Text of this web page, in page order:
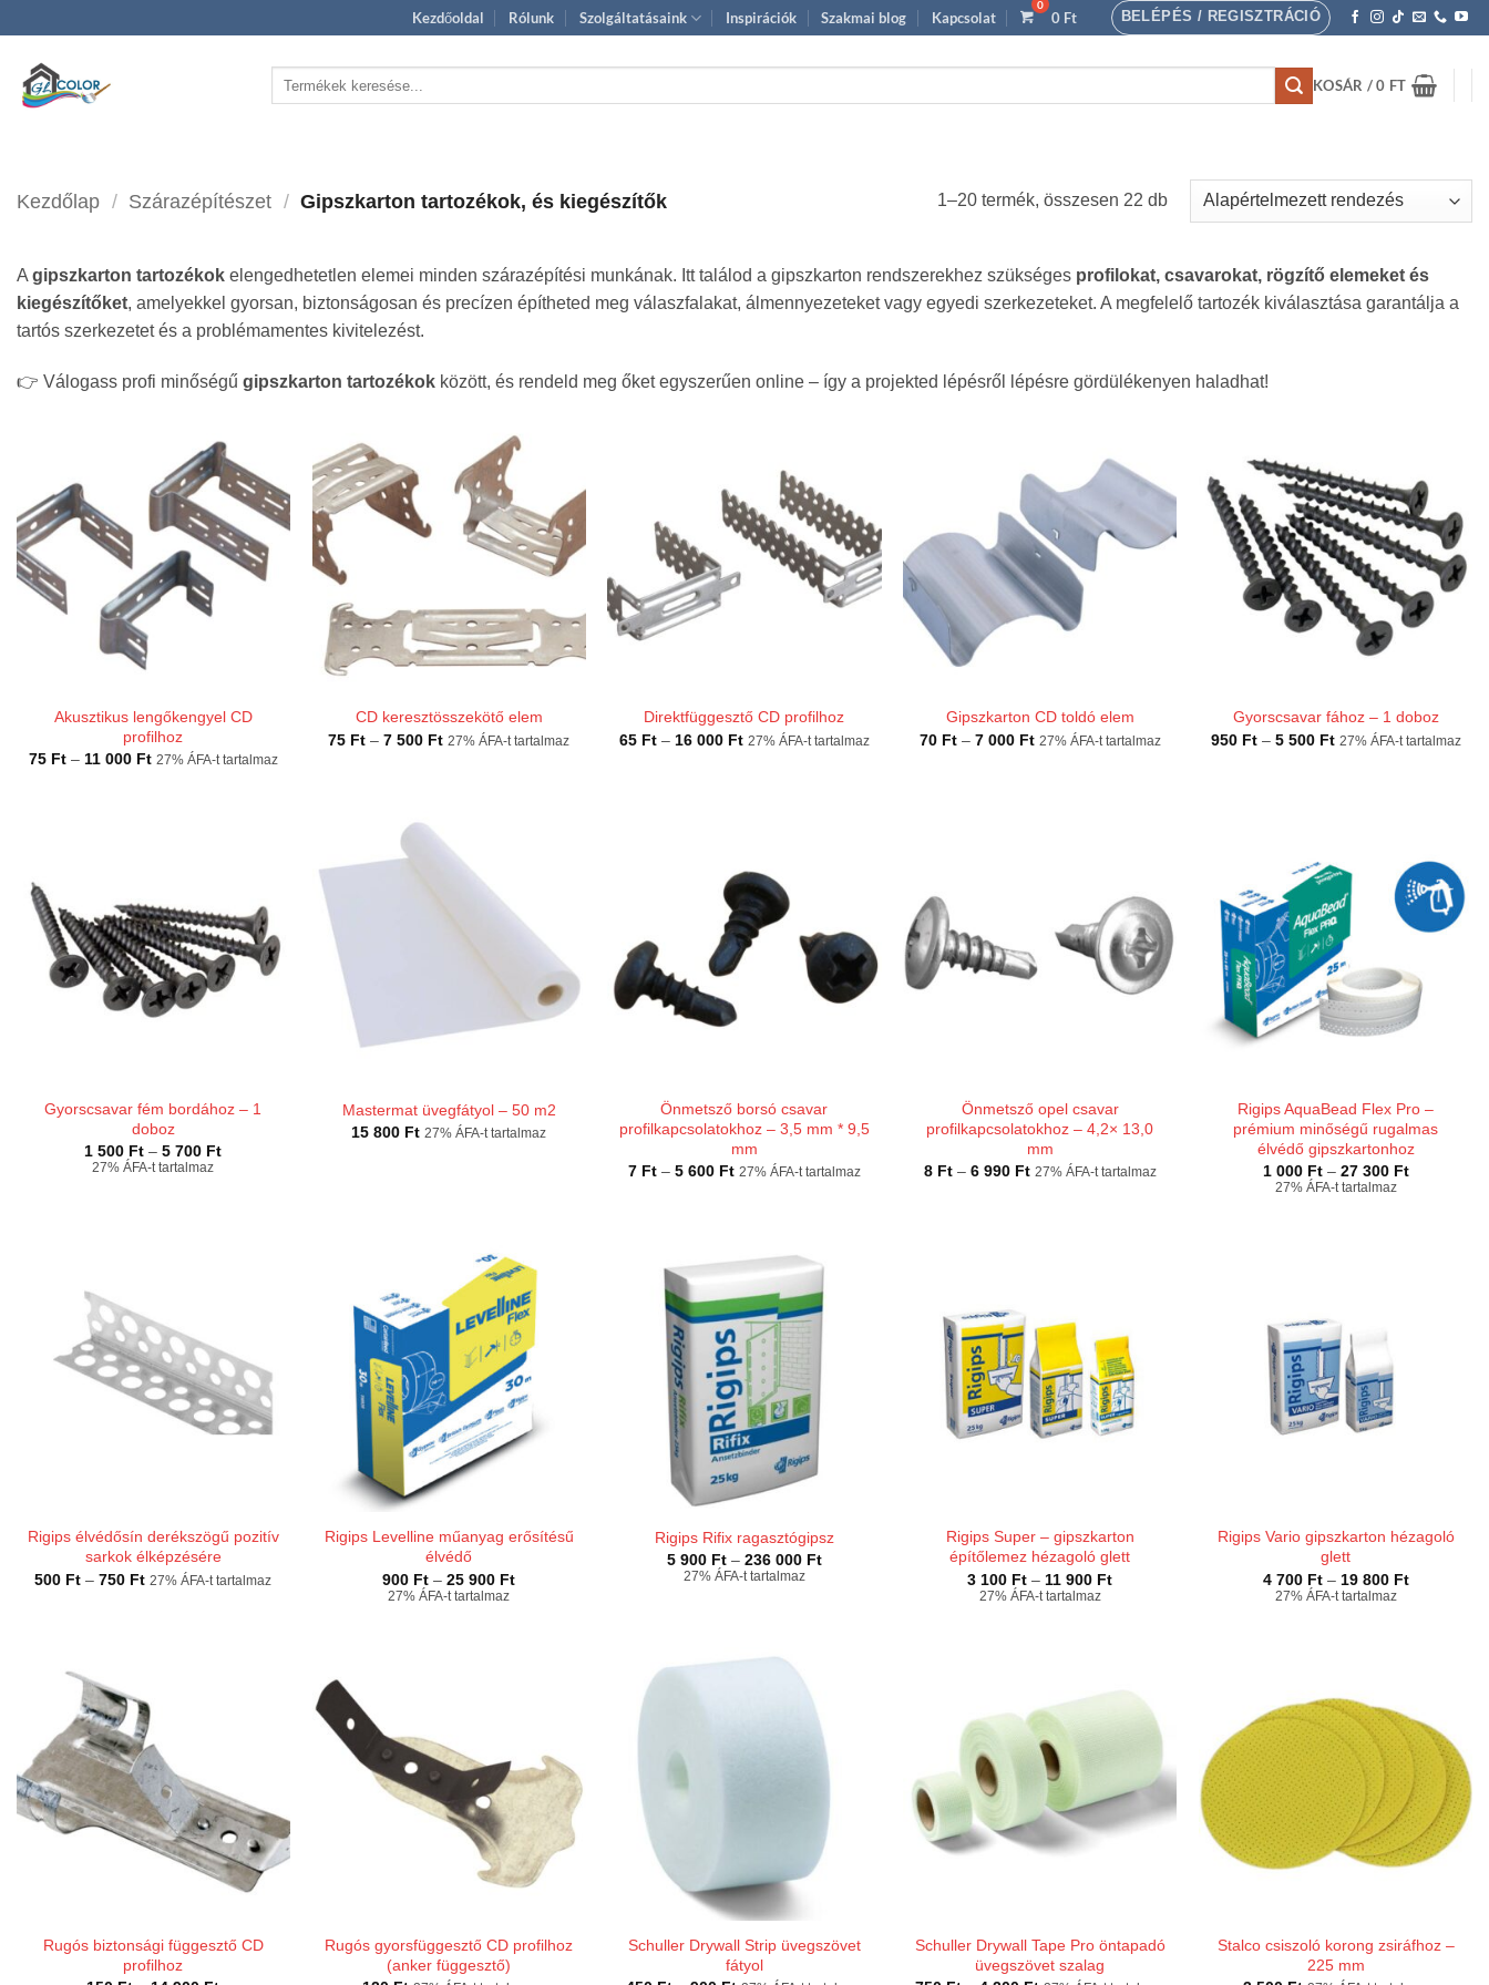
to
content
Kezdőoldal Rólunk Szolgáltatásaink Inspirációk Szakmai blog Kapcsolat 0 Ft BELÉPÉS / REGISZTRÁCIÓ
KOSÁR /0 FT
Kezdőlap / Szárazépítészet / Gipszkarton tartozékok, és kiegészítők 1–20 termék, összesen 22 db
A gipszkarton tartozékok elengedhetetlen elemei minden szárazépítési munkának. Itt találod a gipszkarton rendszerekhez szükséges profilokat, csavarokat, rögzítő elemeket és
kiegészítőket, amelyekkel gyorsan, biztonságosan és precízen építheted meg válaszfalakat, álmennyezeteket vagy egyedi szerkezeteket. A megfelelő tartozék kiválasztása garantálja a
tartós szerkezetet és a problémamentes kivitelezést.
👉 Válogass profi minőségű gipszkarton tartozékok között, és rendeld meg őket egyszerűen online – így a projekted lépésről lépésre gördülékenyen haladhat!
Akusztikus lengőkengyel CD
profilhoz
75 Ft – 11 000 FtÁrtartomány:
27% ÁFA-t tartalmaz
CD keresztösszekötő elem
75 Ft – 7 500 FtÁrtartomány:
27% ÁFA-t tartalmaz
Direktfüggesztő CD profilhoz
65 Ft – 16 000 FtÁrtartomány:
27% ÁFA-t tartalmaz
Gipszkarton CD toldó elem
70 Ft – 7 000 FtÁrtartomány:
27% ÁFA-t tartalmaz
Gyorscsavar fához – 1 doboz
950 Ft – 5 500 FtÁrtartomány:
27% ÁFA-t tartalmaz
Gyorscsavar fém bordához – 1
doboz
1 500 Ft – 5 700 FtÁrtartomány:
27% ÁFA-t tartalmaz
Mastermat üvegfátyol – 50 m2
15 800 Ft 27% ÁFA-t tartalmaz
Önmetsző borsó csavar
profilkapcsolatokhoz – 3,5 mm * 9,5
mm
7 Ft – 5 600 FtÁrtartomány:
27% ÁFA-t tartalmaz
Önmetsző opel csavar
profilkapcsolatokhoz – 4,2× 13,0
mm
8 Ft – 6 990 FtÁrtartomány:
27% ÁFA-t tartalmaz
Rigips AquaBead Flex Pro –
prémium minőségű rugalmas
élvédő gipszkartonhoz
1 000 Ft – 27 300 Ft
27% ÁFA-t tartalmaz
Rigips élvédősín derékszögű pozitív
sarkok élképzésére
500 Ft – 750 FtÁrtartomány:
27% ÁFA-t tartalmaz
Rigips Levelline műanyag erősítésű
élvédő
900 Ft – 25 900 FtÁrtartomány:
27% ÁFA-t tartalmaz
Rigips Rifix ragasztógipsz
5 900 Ft – 236 000 FtÁrtartomány:
27% ÁFA-t tartalmaz
Rigips Super – gipszkarton
építőlemez hézagoló glett
3 100 Ft – 11 900 FtÁrtartomány:
27% ÁFA-t tartalmaz
Rigips Vario gipszkarton hézagoló
glett
4 700 Ft – 19 800 Ft
27% ÁFA-t tartalmaz
Rugós biztonsági függesztő CD
profilhoz
Rugós gyorsfüggesztő CD profilhoz
(anker függesztő)
Schuller Drywall Strip üvegszövet
fátyol
Schuller Drywall Tape Pro öntapadó
üvegszövet szalag
Stalco csiszoló korong zsiráfhoz –
225 mm